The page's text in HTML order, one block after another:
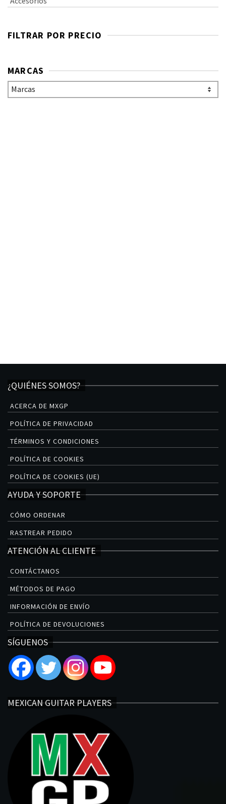
FILTRAR POR PRECIO
MARCAS
¿QUIÉNES SOMOS?
ACERCA DE MXGP
POLÍTICA DE PRIVACIDAD
TÉRMINOS Y CONDICIONES
POLÍTICA DE COOKIES
POLÍTICA DE COOKIES (UE)
AYUDA Y SOPORTE
CÓMO ORDENAR
RASTREAR PEDIDO
ATENCIÓN AL CLIENTE
CONTÁCTANOS
MÉTODOS DE PAGO
INFORMACIÓN DE ENVÍO
POLÍTICA DE DEVOLUCIONES
SÍGUENOS
MEXICAN GUITAR PLAYERS